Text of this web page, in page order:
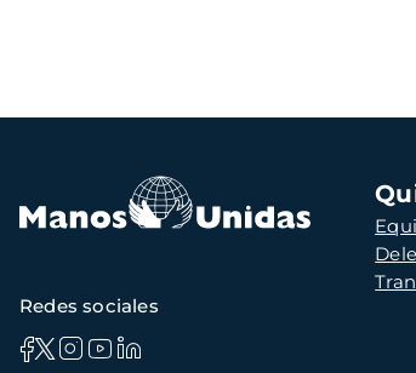
principal
Redes sociales